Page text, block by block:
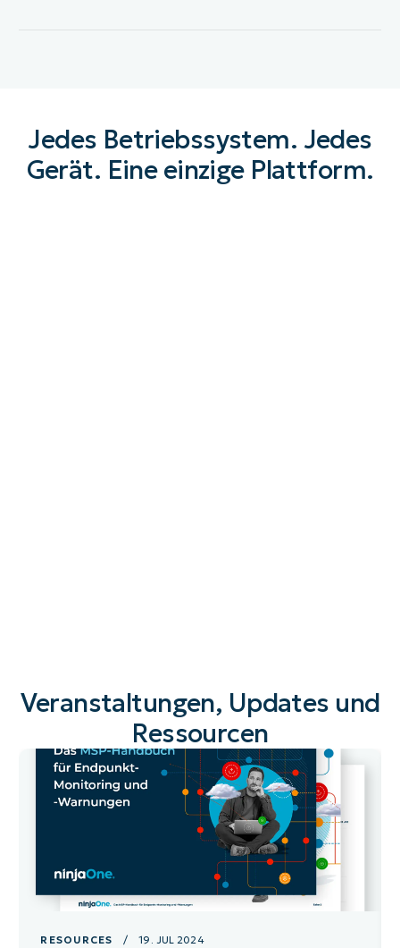
Jedes Betriebssystem. Jedes
Gerät. Eine einzige Plattform.
Veranstaltungen, Updates und
Ressourcen
RESOURCES / 19. JUL 2024